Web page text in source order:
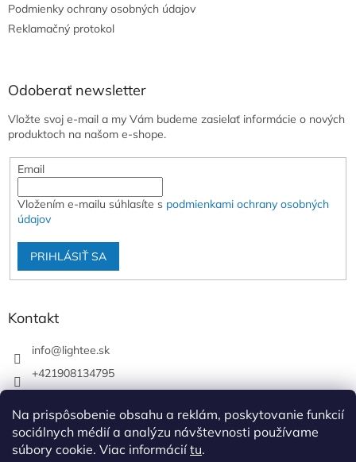
Na prispôsobenie obsahu a reklám, poskytovanie funkcií
sociálnych médií a analýzu návštevnosti používame
súbory cookie. Viac informáciítu.
Podmienky ochrany osobných údajov
Reklamačný protokol
Odoberať newsletter
Vložte svoj e-mail a my Vám budeme zasielať informácie o nových
produktoch na našom e-shope.
Email
Vložením e-mailu súhlasíte s podmienkami ochrany osobných
údajov
PRIHLÁSIŤ SA
Kontakt
info@lightee.sk
+421908134795
lightee.sk